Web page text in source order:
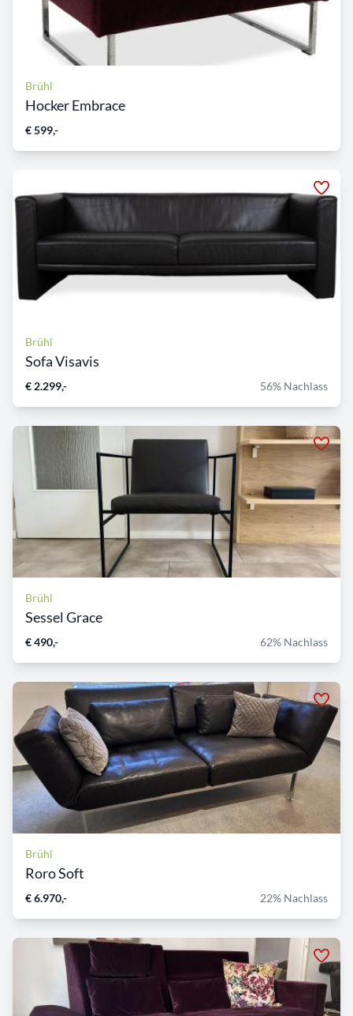
Brühl
Hocker Embrace
€ 599,-
Brühl
Sofa Visavis
€ 2.299,- 56% Nachlass
Brühl
Sessel Grace
€ 490,- 62% Nachlass
Brühl
Roro Soft
€ 6.970,- 22% Nachlass